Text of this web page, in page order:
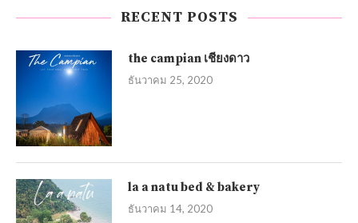
RECENT POSTS
the campian เชียงดาว
ธันวาคม 25, 2020
la a natu bed & bakery
ธันวาคม 14, 2020